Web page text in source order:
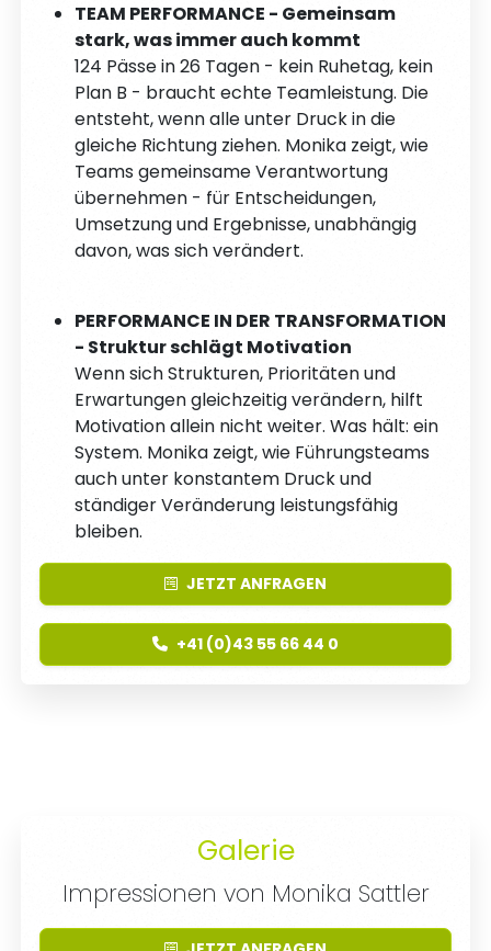
TEAM PERFORMANCE - Gemeinsam
stark, was immer auch kommt
124 Pässe in 26 Tagen - kein Ruhetag, kein
Plan B - braucht echte Teamleistung. Die
entsteht, wenn alle unter Druck in die
gleiche Richtung ziehen. Monika zeigt, wie
Teams gemeinsame Verantwortung
übernehmen - für Entscheidungen,
Umsetzung und Ergebnisse, unabhängig
davon, was sich verändert.
PERFORMANCE IN DER TRANSFORMATION
- Struktur schlägt Motivation
Wenn sich Strukturen, Prioritäten und
Erwartungen gleichzeitig verändern, hilft
Motivation allein nicht weiter. Was hält: ein
System. Monika zeigt, wie Führungsteams
auch unter konstantem Druck und
ständiger Veränderung leistungsfähig
bleiben.
JETZT ANFRAGEN
+41 (0)43 55 66 44 0
Galerie
Impressionen von Monika Sattler